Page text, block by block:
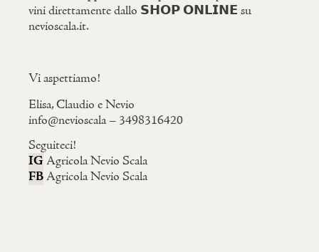
vini direttamente dallo 𝗦𝗛𝗢𝗣 𝗢𝗡𝗟𝗜𝗡𝗘 su
nevioscala.it.
Vi aspettiamo!
Elisa, Claudio e Nevio
info@nevioscala – 3498316420
Seguiteci!
IG Agricola Nevio Scala
FBAgricola Nevio Scala